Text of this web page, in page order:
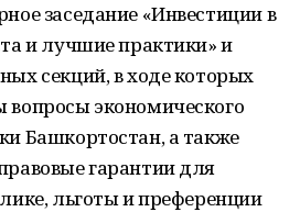
заседание «Инвестиции в
и лучшие практики» и
секций, в ходе которых
вопросы экономического
Башкортостан, а также
гарантии для
льготы и преференции